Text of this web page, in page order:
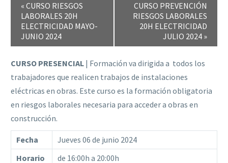
« CURSO RIESGOS
LABORALES 20H
ELECTRICIDAD MAYO-
JUNIO 2024
CURSO PREVENCIÓN
RIESGOS LABORALES
20H ELECTRICIDAD
JULIO 2024 »
CURSO PRESENCIAL | Formación va dirigida a todos los
trabajadores que realicen trabajos de instalaciones
eléctricas en obras. Este curso es la formación obligatoria
en riesgos laborales necesaria para acceder a obras en
construcción.
Fecha
Jueves 06 de junio 2024
Horario
de 16:00h a 20:00h